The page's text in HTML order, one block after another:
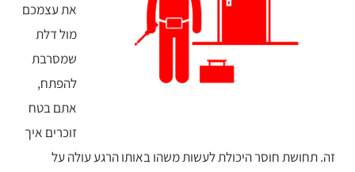
את עצמכם
מול דלת
שמסרבת
להפתח,
אתם בטח
זוכרים איך
זה. תחושת חוסר היכולת לעשות משהו באותו הרגע עולה על